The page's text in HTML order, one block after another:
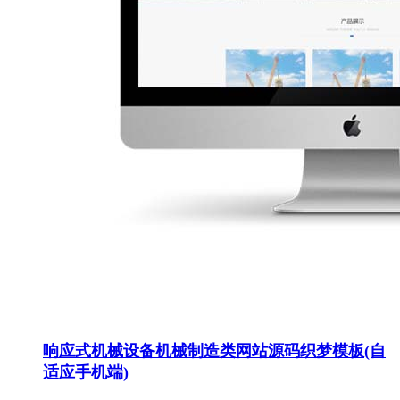
响应式机械设备机械制造类网站源码织梦模板(自
适应手机端)